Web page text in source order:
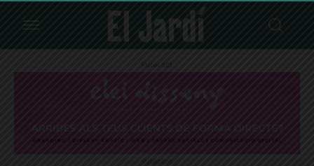
Publicitat
Publicitat